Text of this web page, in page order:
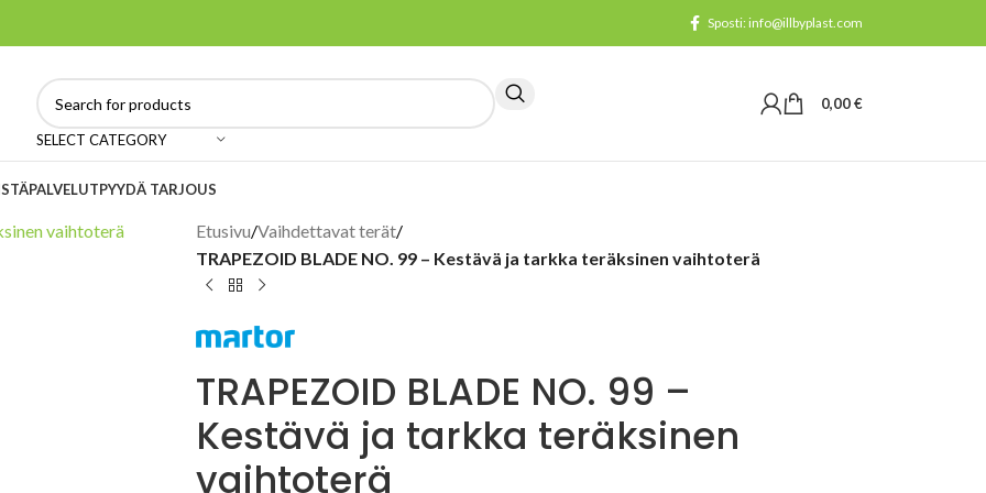
Sposti: info@illbyplast.com
SELECT CATEGORY
0,00€
PALVELUTPYYDÄ TARJOUS
Etusivu/Vaihdettavat terät/
TRAPEZOID BLADE NO. 99 – Kestävä ja tarkka teräksinen vaihtoterä
TRAPEZOID BLADE NO. 99 –
Kestävä ja tarkka teräksinen
vaihtoterä